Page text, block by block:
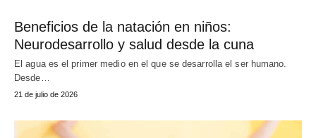
Beneficios de la natación en niños:
Neurodesarrollo y salud desde la cuna
El agua es el primer medio en el que se desarrolla el ser humano.
Desde…
21 de julio de 2026